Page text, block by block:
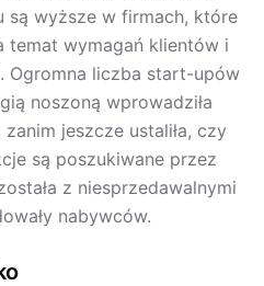
są wyższe w firmach, które
temat wymagań klientów i
Ogromna liczba start-upów
noszoną wprowadziła
jeszcze ustaliła, czy
są poszukiwane przez
z niesprzedawalnymi
nabywców.